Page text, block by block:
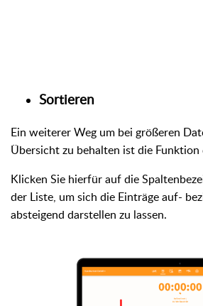
Sortieren
Ein weiterer Weg um bei größeren
Übersicht zu behalten ist die Funktion
Klicken Sie hierfür auf die
der Liste, um sich die Einträge auf-
absteigend darstellen zu lassen.